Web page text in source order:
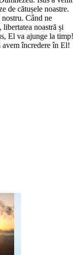
de cătușele noastre.
Când ne
noastră și
El va ajunge la timp!
avem încredere în El!